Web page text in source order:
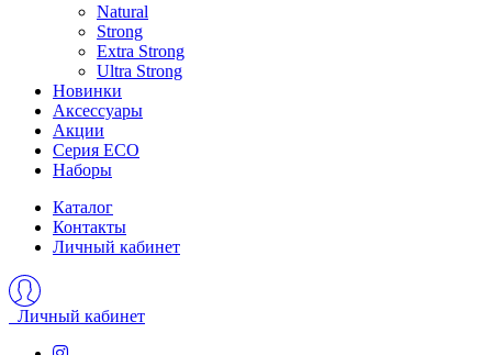
Natural
Strong
Extra Strong
Ultra Strong
Новинки
Аксессуары
Акции
Серия ECO
Наборы
Каталог
Контакты
Личный кабинет
Личный кабинет